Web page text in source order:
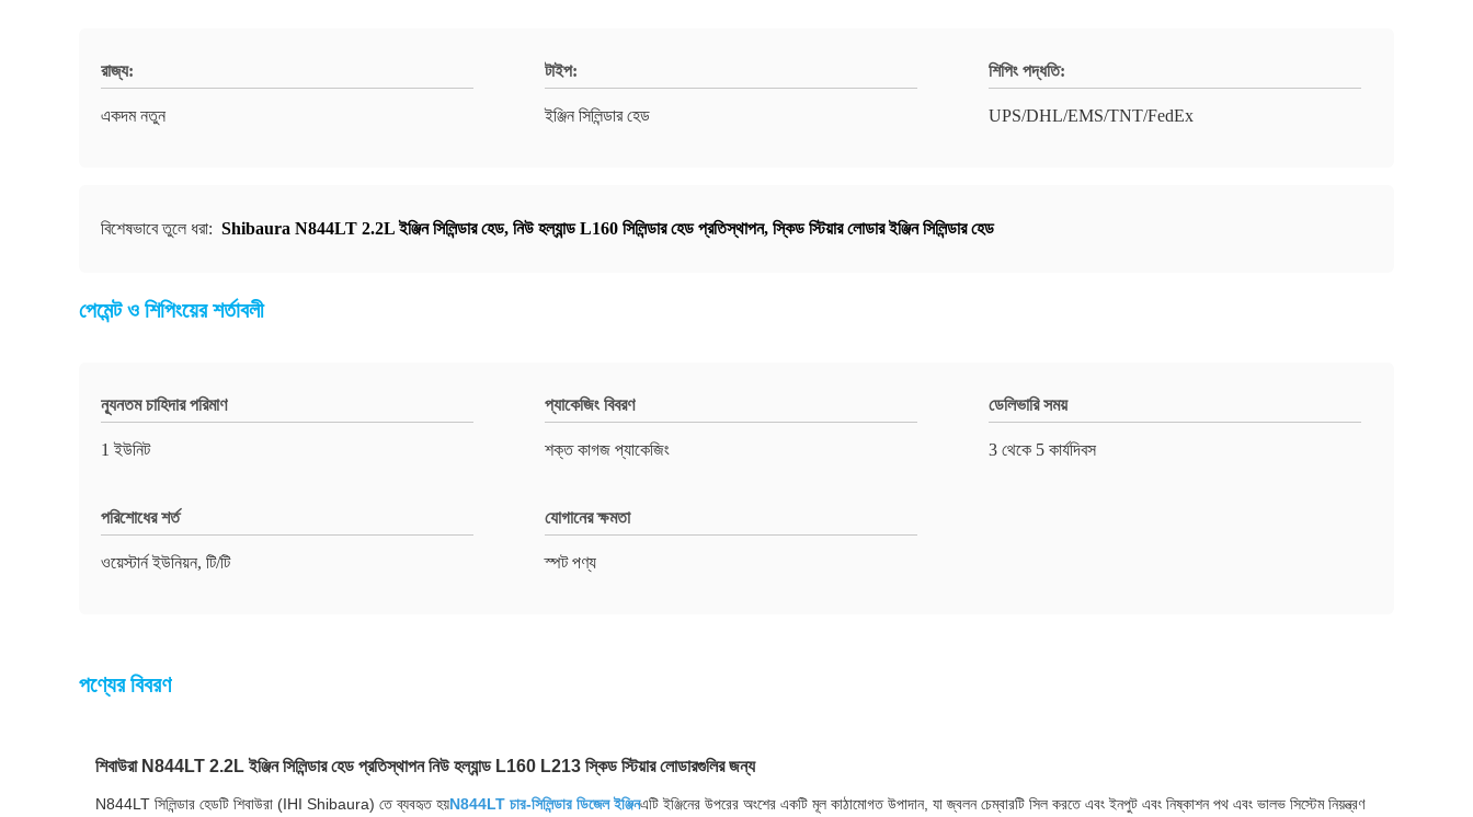
রাজ্য:
একদম নতুন
টাইপ:
ইঞ্জিন সিলিন্ডার হেড
শিপিং পদ্ধতি:
UPS/DHL/EMS/TNT/FedEx
বিশেষভাবে তুলে ধরা: Shibaura N844LT 2.2L ইঞ্জিন সিলিন্ডার হেড, নিউ হল্যান্ড L160 সিলিন্ডার হেড প্রতিস্থাপন, স্কিড স্টিয়ার লোডার ইঞ্জিন সিলিন্ডার হেড
পেমেন্ট ও শিপিংয়ের শর্তাবলী
ন্যূনতম চাহিদার পরিমাণ
1 ইউনিট
প্যাকেজিং বিবরণ
শক্ত কাগজ প্যাকেজিং
ডেলিভারি সময়
3 থেকে 5 কার্যদিবস
পরিশোধের শর্ত
ওয়েস্টার্ন ইউনিয়ন, টি/টি
যোগানের ক্ষমতা
স্পট পণ্য
পণ্যের বিবরণ
শিবাউরা N844LT 2.2L ইঞ্জিন সিলিন্ডার হেড প্রতিস্থাপন নিউ হল্যান্ড L160 L213 স্কিড স্টিয়ার লোডারগুলির জন্য
N844LT সিলিন্ডার হেডটি শিবাউরা (IHI Shibaura) তে ব্যবহৃত হয়N844LT চার-সিলিন্ডার ডিজেল ইঞ্জিনএটি ইঞ্জিনের উপরের অংশের একটি মূল কাঠামোগত উপাদান, যা জ্বলন চেম্বারটি সিল করতে এবং ইনপুট এবং নিষ্কাশন পথ এবং ভালভ সিস্টেম নিয়ন্ত্রণ